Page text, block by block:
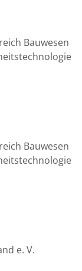
Bauwesen
Bauwesen
e. V.